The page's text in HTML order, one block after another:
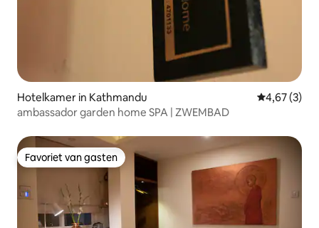
Hotelkamer in Kathmandu
4,67 (3)
ambassador garden home SPA | ZWEMBAD
Favoriet van gasten
Favoriet van gasten